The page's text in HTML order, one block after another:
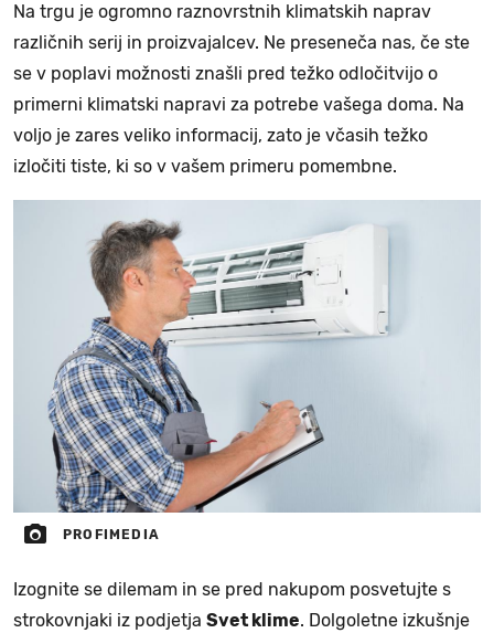
Na trgu je ogromno raznovrstnih klimatskih naprav
različnih serij in proizvajalcev. Ne preseneča nas, če ste
se v poplavi možnosti znašli pred težko odločitvijo o
primerni klimatski napravi za potrebe vašega doma. Na
voljo je zares veliko informacij, zato je včasih težko
izločiti tiste, ki so v vašem primeru pomembne.
PROFIMEDIA
Izognite se dilemam in se pred nakupom posvetujte s
strokovnjaki iz podjetja Svet klime. Dolgoletne izkušnje